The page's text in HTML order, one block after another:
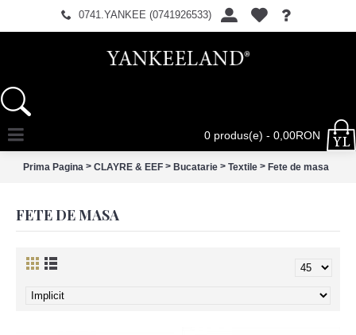
0741.YANKEE (0741926533)
0 produs(e) - 0,00RON
Prima Pagina > CLAYRE & EEF > Bucatarie > Textile > Fete de masa
FETE DE MASA